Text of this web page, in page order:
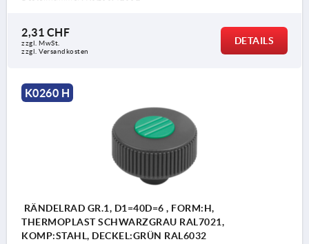
2,31 CHF
zzgl. MwSt.
zzgl. Versandkosten
DETAILS
K0260 H
RÄNDELRAD GR.1, D1=40D=6 , FORM:H,
THERMOPLAST SCHWARZGRAU RAL7021,
KOMP:STAHL, DECKEL:GRÜN RAL6032